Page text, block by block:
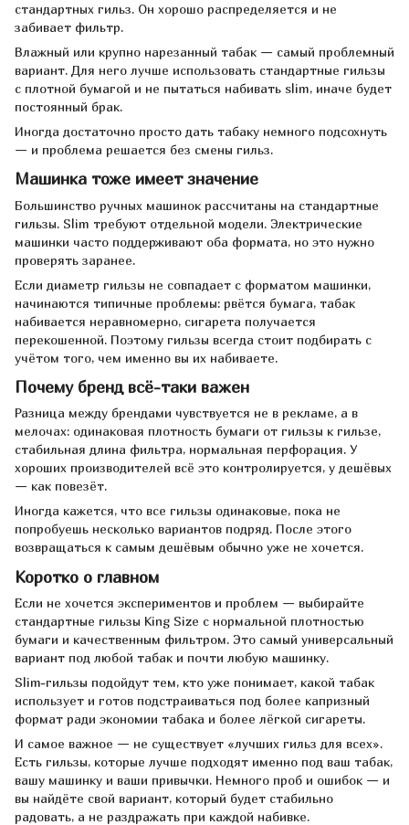
стандартных гильз. Он хорошо распределяется и не
забивает фильтр.
Влажный или крупно нарезанный табак — самый проблемный
вариант. Для него лучше использовать стандартные гильзы
с плотной бумагой и не пытаться набивать slim, иначе будет
постоянный брак.
Иногда достаточно просто дать табаку немного подсохнуть
— и проблема решается без смены гильз.
Машинка тоже имеет значение
Большинство ручных машинок рассчитаны на стандартные
гильзы. Slim требуют отдельной модели. Электрические
машинки часто поддерживают оба формата, но это нужно
проверять заранее.
Если диаметр гильзы не совпадает с форматом машинки,
начинаются типичные проблемы: рвётся бумага, табак
набивается неравномерно, сигарета получается
перекошенной. Поэтому гильзы всегда стоит подбирать с
учётом того, чем именно вы их набиваете.
Почему бренд всё-таки важен
Разница между брендами чувствуется не в рекламе, а в
мелочах: одинаковая плотность бумаги от гильзы к гильзе,
стабильная длина фильтра, нормальная перфорация. У
хороших производителей всё это контролируется, у дешёвых
— как повезёт.
Иногда кажется, что все гильзы одинаковые, пока не
попробуешь несколько вариантов подряд. После этого
возвращаться к самым дешёвым обычно уже не хочется.
Коротко о главном
Если не хочется экспериментов и проблем — выбирайте
стандартные гильзы King Size с нормальной плотностью
бумаги и качественным фильтром. Это самый универсальный
вариант под любой табак и почти любую машинку.
Slim-гильзы подойдут тем, кто уже понимает, какой табак
использует и готов подстраиваться под более капризный
формат ради экономии табака и более лёгкой сигареты.
И самое важное — не существует «лучших гильз для всех».
Есть гильзы, которые лучше подходят именно под ваш табак,
вашу машинку и ваши привычки. Немного проб и ошибок — и
вы найдёте свой вариант, который будет стабильно
радовать, а не раздражать при каждой набивке.